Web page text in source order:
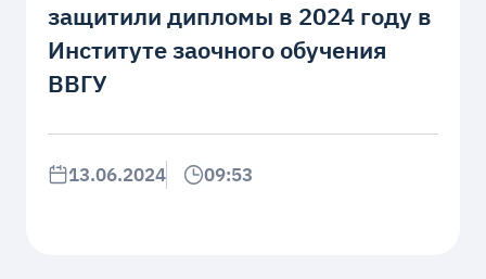
защитили дипломы в 2024 году в
Институте заочного обучения
ВВГУ
13.06.2024 09:53